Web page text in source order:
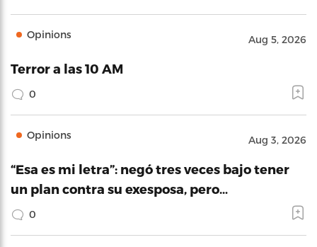
Opinions Aug 5, 2026
Terror a las 10 AM
0
Opinions Aug 3, 2026
“Esa es mi letra”: negó tres veces bajo tener
un plan contra su exesposa, pero…
0